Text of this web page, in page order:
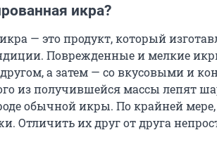
икра?
— это продукт, который
Поврежденные и мелкие
а затем — со вкусовыми и
из получившейся массы лепят
обычной икры. По крайней
Отличить их друг от друга